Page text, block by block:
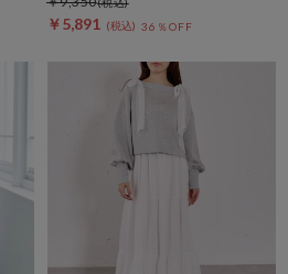
￥5,891 36％OFF